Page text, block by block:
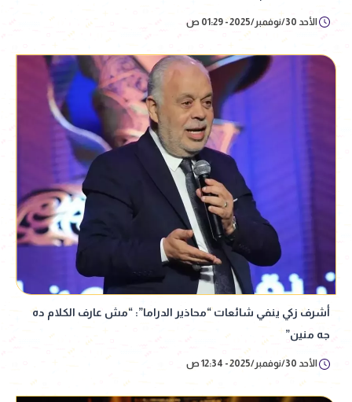
الأحد 30/نوفمبر/2025 - 01:29 ص
أشرف زكي ينفي شائعات “محاذير الدراما”: “مش عارف الكلام ده
جه منين”
الأحد 30/نوفمبر/2025 - 12:34 ص